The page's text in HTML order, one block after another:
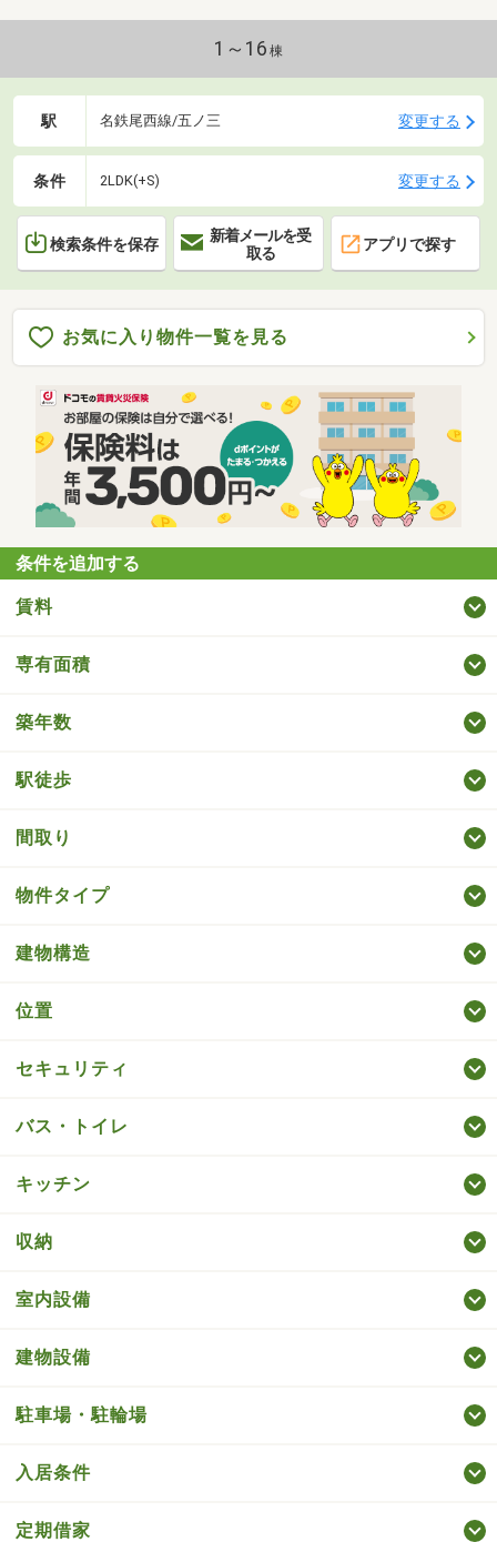
1～16 棟
駅 名鉄尾西線/五ノ三 変更する
条件 2LDK(+S) 変更する
検索条件を保存
新着メールを受
取る
アプリで探す
お気に入り物件一覧を見る
条件を追加する
賃料
専有面積
築年数
駅徒歩
間取り
物件タイプ
建物構造
位置
セキュリティ
バス・トイレ
キッチン
収納
室内設備
建物設備
駐車場・駐輪場
入居条件
定期借家